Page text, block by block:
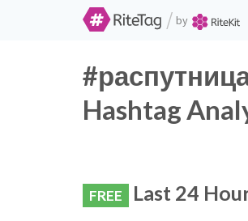
/ by
Hashtag
FREE Last 24